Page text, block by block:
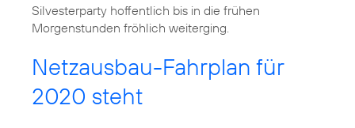
Silvesterparty hoffentlich bis in die frühen
Morgenstunden fröhlich weiterging.
Netzausbau-Fahrplan für
2020 steht